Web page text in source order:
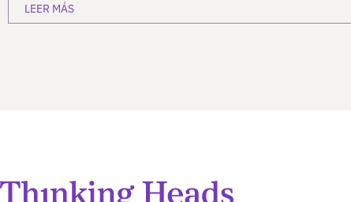
LEER MÁS